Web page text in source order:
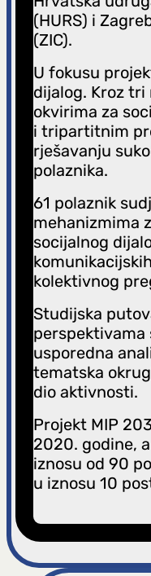
(HURS) i
(ZIC).
U fokusu
dijalog. Kroz
okvirima za
i tripartitnim
rješavanju
polaznika.
61 polaznik
mehanizmima
socijalnog
kolektivnog
Studijska
perspektivama
usporedna
tematska
dio aktivnosti.
Projekt MIP
2020. godine,
iznosu od 90
u iznosu 10